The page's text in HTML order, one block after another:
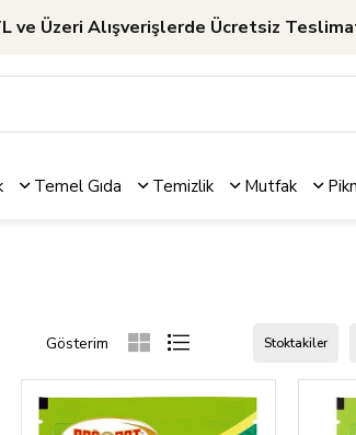
ve Üzeri Alışverişlerde Ücretsiz
Temel Gıda Temizlik Mutfak
Stoktakiler